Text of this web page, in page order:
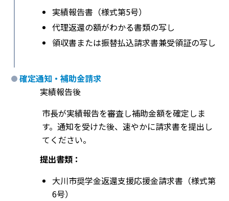
実績報告書（様式第5号）
代理返還の額がわかる書類の写し
領収書または振替払込請求書兼受領証の写し
確定通知・補助金請求
実績報告後
市長が実績報告を審査し補助金額を確定しま
す。通知を受けた後、速やかに請求書を提出し
てください。
提出書類：
大川市奨学金返還支援応援金請求書（様式第
6号）